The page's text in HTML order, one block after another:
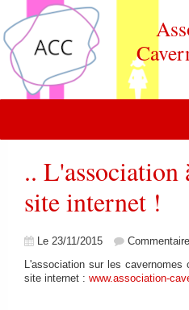
.. L'association
site internet !
Le 23/11/2015
L'association sur les cavernomes
site internet : www.association-